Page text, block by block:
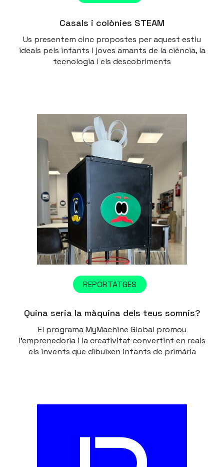
Casals i colònies STEAM
Us presentem cinc propostes per aquest estiu
ideals pels infants i joves amants de la ciència, la
tecnologia i els descobriments
REPORTATGES
Quina seria la màquina dels teus somnis?
El programa MyMachine Global promou
l’emprenedoria i la creativitat convertint en reals
els invents que dibuixen infants de primària